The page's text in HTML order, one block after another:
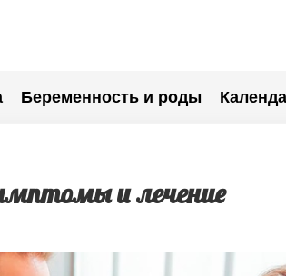
Беременность и роды
и лечение